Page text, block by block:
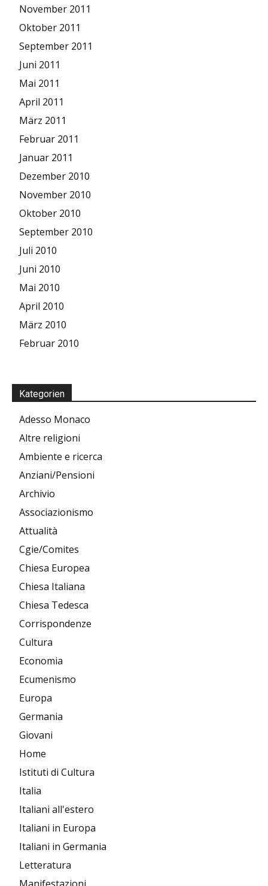
November 2011
Oktober 2011
September 2011
Juni 2011
Mai 2011
April 2011
März 2011
Februar 2011
Januar 2011
Dezember 2010
November 2010
Oktober 2010
September 2010
Juli 2010
Juni 2010
Mai 2010
April 2010
März 2010
Februar 2010
Kategorien
Adesso Monaco
Altre religioni
Ambiente e ricerca
Anziani/Pensioni
Archivio
Associazionismo
Attualità
Cgie/Comites
Chiesa Europea
Chiesa Italiana
Chiesa Tedesca
Corrispondenze
Cultura
Economia
Ecumenismo
Europa
Germania
Giovani
Home
Istituti di Cultura
Italia
Italiani all'estero
Italiani in Europa
Italiani in Germania
Letteratura